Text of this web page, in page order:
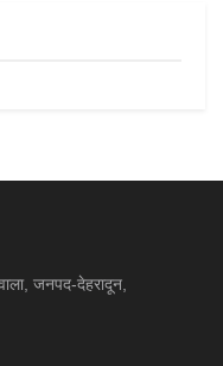
जनपद-देहरादून,